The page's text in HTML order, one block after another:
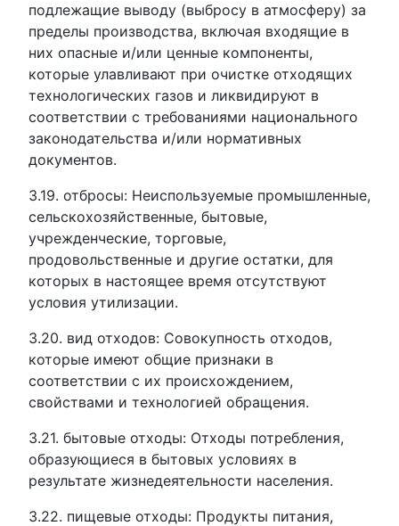
подлежащие выводу (выбросу в атмосферу) за
пределы производства, включая входящие в
них опасные и/или ценные компоненты,
которые улавливают при очистке отходящих
технологических газов и ликвидируют в
соответствии с требованиями национального
законодательства и/или нормативных
документов.
3.19. отбросы: Неиспользуемые промышленные,
сельскохозяйственные, бытовые,
учрежденческие, торговые,
продовольственные и другие остатки, для
которых в настоящее время отсутствуют
условия утилизации.
3.20. вид отходов: Совокупность отходов,
которые имеют общие признаки в
соответствии с их происхождением,
свойствами и технологией обращения.
3.21. бытовые отходы: Отходы потребления,
образующиеся в бытовых условиях в
результате жизнедеятельности населения.
3.22. пищевые отходы: Продукты питания,